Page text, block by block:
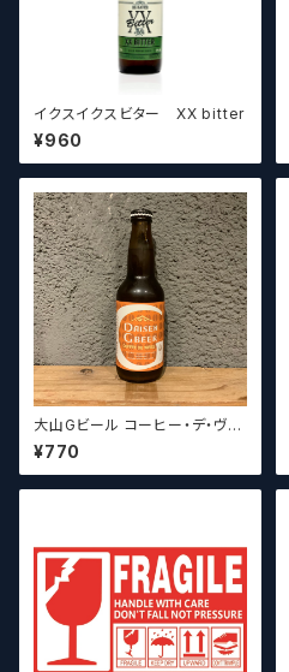
イクスイクスビター XX bitter
¥960
大山Gビール コーヒー・デ・ヴァ
イス【クラフトビール】
¥770